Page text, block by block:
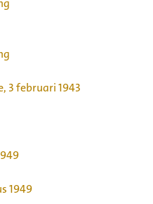
3 februari 1943
1949